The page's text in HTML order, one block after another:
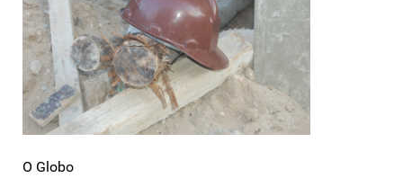
O Globo